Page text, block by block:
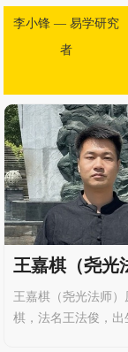
李小锋 — 易学研究
者
王嘉棋（尧光
王嘉棋（尧光法师）
棋，法名王法俊，出